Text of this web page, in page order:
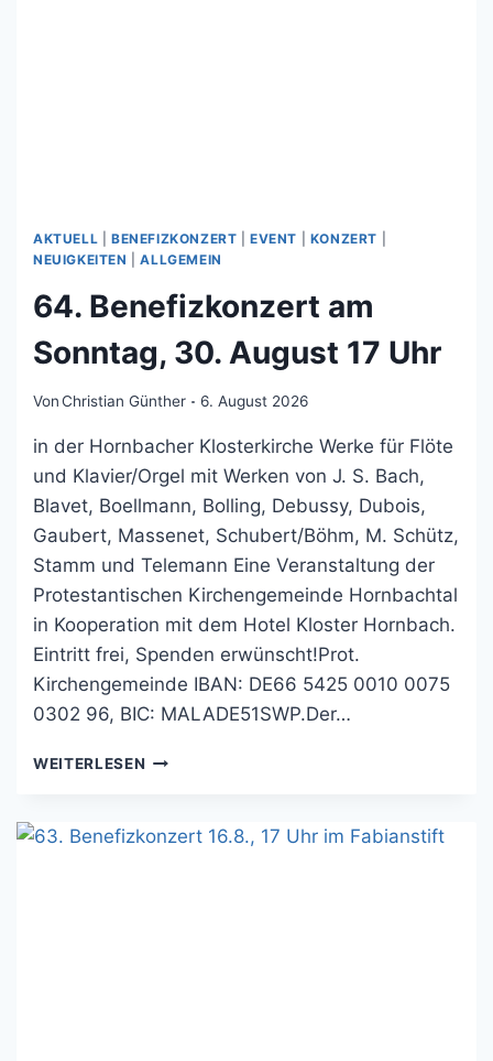
AKTUELL BENEFIZKONZERT |EVENT KONZERT
NEUIGKEITEN
|ALLGEMEIN
64. Benefizkonzert am
Sonntag, 30. August 17 Uhr
VonChristian Günther 6. August 2026
in der Hornbacher Klosterkirche Werke für Flöte
und Klavier/Orgel mit Werken von J. S. Bach,
Blavet, Boellmann, Bolling, Debussy, Dubois,
Gaubert, Massenet, Schubert/Böhm, M. Schütz,
Stamm und Telemann Eine Veranstaltung der
Protestantischen Kirchengemeinde Hornbachtal
in Kooperation mit dem Hotel Kloster Hornbach.
Eintritt frei, Spenden erwünscht!Prot.
Kirchengemeinde IBAN: DE66 5425 0010 0075
0302 96, BIC: MALADE51SWP.Der…
WEITERLESEN 64.
SONNTAG,